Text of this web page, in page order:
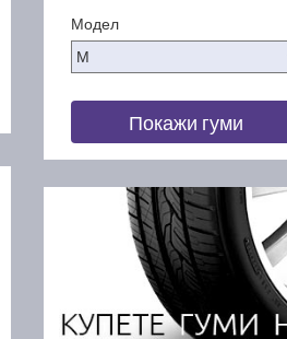
Модел
Покажи гуми